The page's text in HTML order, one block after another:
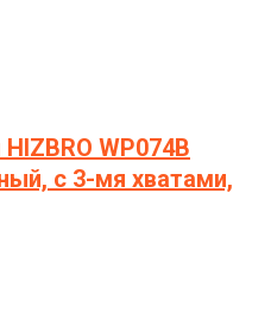
WP074B
с 3-мя хватами,